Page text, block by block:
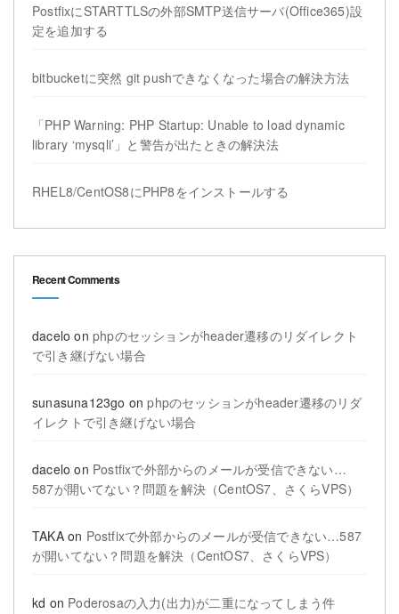
PostfixにSTARTTLSの外部SMTP送信サーバ(Office365)設
定を追加する
bitbucketに突然 git pushできなくなった場合の解決方法
「PHP Warning: PHP Startup: Unable to load dynamic
library ‘mysqli’」と警告が出たときの解決法
RHEL8/CentOS8にPHP8をインストールする
Recent Comments
dacelo onphpのセッションがheader遷移のリダイレクト
で引き継げない場合
sunasuna123go onphpのセッションがheader遷移のリダ
イレクトで引き継げない場合
dacelo on Postfixで外部からのメールが受信できない…
587が開いてない？問題を解決（CentOS7、さくらVPS）
TAKAon Postfixで外部からのメールが受信できない…587
が開いてない？問題を解決（CentOS7、さくらVPS）
kd on Poderosaの入力(出力)が二重になってしまう件